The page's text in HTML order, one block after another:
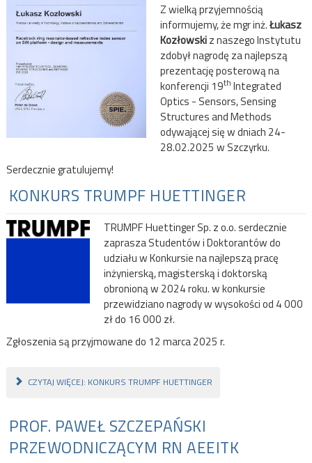
Z wielką przyjemnością
informujemy, że mgr inż.Łukasz
Kozłowskiz naszego Instytutu
zdobył nagrodę za najlepszą
prezentację posterową na
konferencji 19th Integrated
Optics - Sensors, Sensing
Structures and Methods
odywającej się w dniach 24-
28.02.2025 w Szczyrku.
Serdecznie gratulujemy!
KONKURS TRUMPF HUETTINGER
TRUMPF Huettinger Sp. z o.o. serdecznie
zaprasza Studentów i Doktorantów do
udziału w Konkursie na najlepszą pracę
inżynierską, magisterską i doktorską
obronioną w 2024 roku. w konkursie
przewidziano nagrody w wysokości od 4 000
zł do 16 000 zł.
Zgłoszenia są przyjmowane do 12 marca 2025 r.
CZYTAJ WIĘCEJ: KONKURS TRUMPF HUETTINGER
PROF. PAWEŁ SZCZEPAŃSKI
PRZEWODNICZĄCYM RN AEEITK